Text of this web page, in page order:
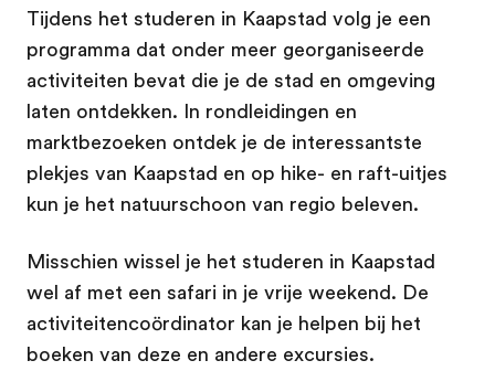
Tijdens het studeren in Kaapstad volg je een
programma dat onder meer georganiseerde
activiteiten bevat die je de stad en omgeving
laten ontdekken. In rondleidingen en
marktbezoeken ontdek je de interessantste
plekjes van Kaapstad en op hike- en raft-uitjes
kun je het natuurschoon van regio beleven.
Misschien wissel je het studeren in Kaapstad
wel af met een safari in je vrije weekend. De
activiteitencoördinator kan je helpen bij het
boeken van deze en andere excursies.